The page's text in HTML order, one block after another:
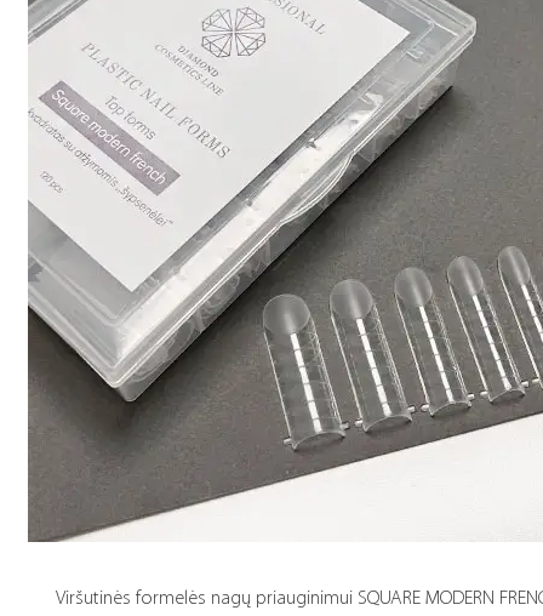
Viršutinės formelės nagų priauginimui SQUARE MODERN